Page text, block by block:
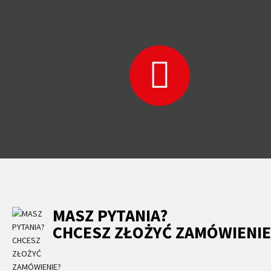
MASZ PYTANIA?
CHCESZ ZŁOŻYĆ